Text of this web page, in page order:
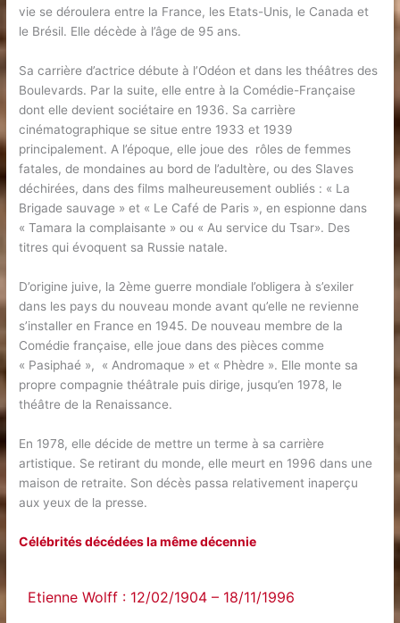
vie se déroulera entre la France, les Etats-Unis, le Canada et
le Brésil. Elle décède à l’âge de 95 ans.
Sa carrière d’actrice débute à l’Odéon et dans les théâtres des
Boulevards. Par la suite, elle entre à la Comédie-Française
dont elle devient sociétaire en 1936. Sa carrière
cinématographique se situe entre 1933 et 1939
principalement. A l’époque, elle joue des rôles de femmes
fatales, de mondaines au bord de l’adultère, ou des Slaves
déchirées, dans des films malheureusement oubliés : « La
Brigade sauvage » et « Le Café de Paris », en espionne dans
« Tamara la complaisante » ou « Au service du Tsar». Des
titres qui évoquent sa Russie natale.
D’origine juive, la 2ème guerre mondiale l’obligera à s’exiler
dans les pays du nouveau monde avant qu’elle ne revienne
s’installer en France en 1945. De nouveau membre de la
Comédie française, elle joue dans des pièces comme
« Pasiphaé », « Andromaque » et « Phèdre ». Elle monte sa
propre compagnie théâtrale puis dirige, jusqu’en 1978, le
théâtre de la Renaissance.
En 1978, elle décide de mettre un terme à sa carrière
artistique. Se retirant du monde, elle meurt en 1996 dans une
maison de retraite. Son décès passa relativement inaperçu
aux yeux de la presse.
Célébrités décédées la même décennie
Etienne Wolff : 12/02/1904 – 18/11/1996